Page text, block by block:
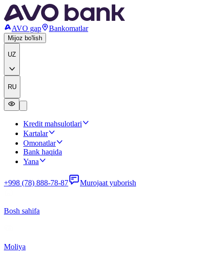
AVO gap Bankomatlar
Mijoz bo'lish
UZ
RU
Kredit mahsulotlari
Kartalar
Omonatlar
Bank haqida
Yana
+998 (78) 888-78-87 Murojaat yuborish
Bosh sahifa
Moliya